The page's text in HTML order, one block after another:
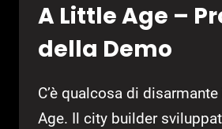
A Little Age –
della Demo
C’è qualcosa di
Age. Il city builder